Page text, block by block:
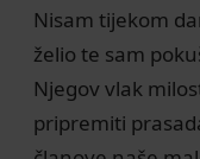
Nisam tijekom
želio te sam
Njegov vlak
pripremiti